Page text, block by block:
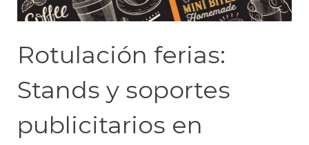
Rotulación ferias:
Stands y soportes
publicitarios en